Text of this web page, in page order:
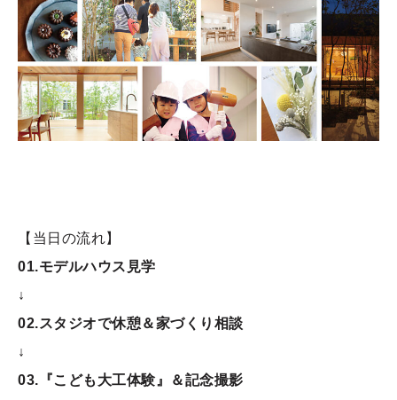
【当日の流れ】
01.モデルハウス見学
↓
02.スタジオで休憩＆家づくり相談
↓
03.『こども大工体験』＆記念撮影